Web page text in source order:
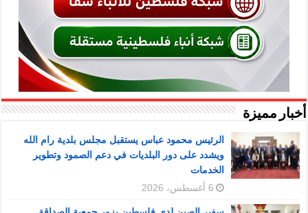
أخبار مميزة
الرئيس محمود عباس يستقبل مجلس بلدية رام الله
ويشدد على دور البلديات في دعم الصمود وتطوير
الخدمات
6 أغسطس، 2026